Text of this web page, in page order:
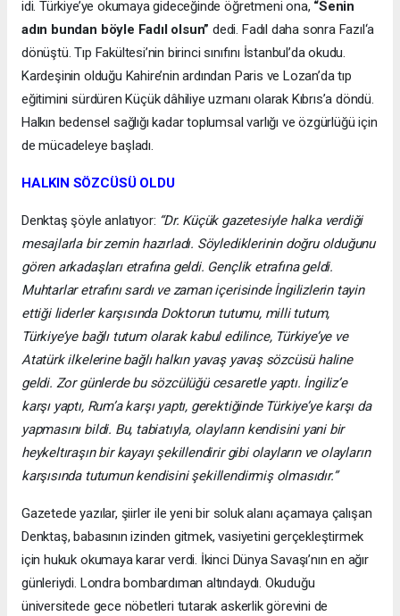
idi. Türkiye’ye okumaya gideceğinde öğretmeni ona, “Senin
adın bundan böyle Fadıl olsun” dedi. Fadıl daha sonra Fazıl‘a
dönüştü. Tıp Fakültesi’nin birinci sınıfını İstanbul’da okudu.
Kardeşinin olduğu Kahire’nin ardından Paris ve Lozan’da tıp
eğitimini sürdüren Küçük dâhiliye uzmanı olarak Kıbrıs’a döndü.
Halkın bedensel sağlığı kadar toplumsal varlığı ve özgürlüğü için
de mücadeleye başladı.
HALKIN SÖZCÜSÜ OLDU
Denktaş şöyle anlatıyor: “Dr. Küçük gazetesiyle halka verdiği
mesajlarla bir zemin hazırladı. Söylediklerinin doğru olduğunu
gören arkadaşları etrafına geldi. Gençlik etrafına geldi.
Muhtarlar etrafını sardı ve zaman içerisinde İngilizlerin tayin
ettiği liderler karşısında Doktorun tutumu, milli tutum,
Türkiye’ye bağlı tutum olarak kabul edilince, Türkiye’ye ve
Atatürk ilkelerine bağlı halkın yavaş yavaş sözcüsü haline
geldi. Zor günlerde bu sözcülüğü cesaretle yaptı. İngiliz’e
karşı yaptı, Rum’a karşı yaptı, gerektiğinde Türkiye’ye karşı da
yapmasını bildi. Bu, tabiatıyla, olayların kendisini yani bir
heykeltıraşın bir kayayı şekillendirir gibi olayların ve olayların
karşısında tutumun kendisini şekillendirmiş olmasıdır.”
Gazetede yazılar, şiirler ile yeni bir soluk alanı açamaya çalışan
Denktaş, babasının izinden gitmek, vasiyetini gerçekleştirmek
için hukuk okumaya karar verdi. İkinci Dünya Savaşı’nın en ağır
günleriydi. Londra bombardıman altındaydı. Okuduğu
üniversitede gece nöbetleri tutarak askerlik görevini de